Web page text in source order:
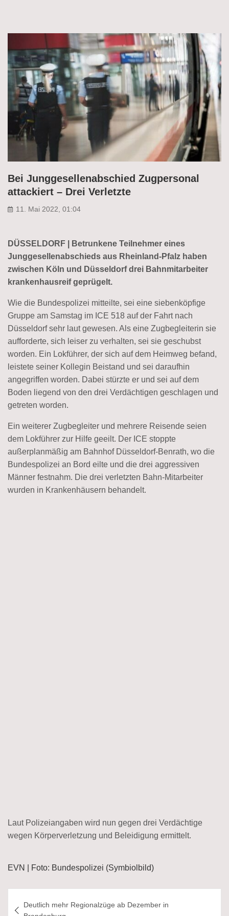
Bei Junggesellenabschied Zugpersonal
attackiert – Drei Verletzte
11. Mai 2022, 01:04
DÜSSELDORF | Betrunkene Teilnehmer eines
Junggesellenabschieds aus Rheinland-Pfalz haben
zwischen Köln und Düsseldorf drei Bahnmitarbeiter
krankenhausreif geprügelt.
Wie die Bundespolizei mitteilte, sei eine siebenköpfige
Gruppe am Samstag im ICE 518 auf der Fahrt nach
Düsseldorf sehr laut gewesen. Als eine Zugbegleiterin sie
aufforderte, sich leiser zu verhalten, sei sie geschubst
worden. Ein Lokführer, der sich auf dem Heimweg befand,
leistete seiner Kollegin Beistand und sei daraufhin
angegriffen worden. Dabei stürzte er und sei auf dem
Boden liegend von den drei Verdächtigen geschlagen und
getreten worden.
Ein weiterer Zugbegleiter und mehrere Reisende seien
dem Lokführer zur Hilfe geeilt. Der ICE stoppte
außerplanmäßig am Bahnhof Düsseldorf-Benrath, wo die
Bundespolizei an Bord eilte und die drei aggressiven
Männer festnahm. Die drei verletzten Bahn-Mitarbeiter
wurden in Krankenhäusern behandelt.
Laut Polizeiangaben wird nun gegen drei Verdächtige
wegen Körperverletzung und Beleidigung ermittelt.
EVN | Foto: Bundespolizei (Symbiolbild)
Deutlich mehr Regionalzüge ab Dezember in